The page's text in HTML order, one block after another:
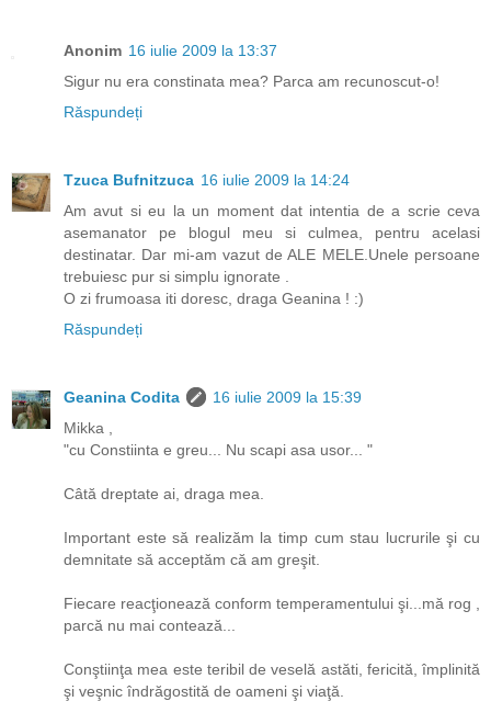
Anonim 16 iulie 2009 la 13:37
Sigur nu era constinata mea? Parca am recunoscut-o!
Răspundeți
Tzuca Bufnitzuca 16 iulie 2009 la 14:24
Am avut si eu la un moment dat intentia de a scrie ceva
asemanator pe blogul meu si culmea, pentru acelasi
destinatar. Dar mi-am vazut de ALE MELE.Unele persoane
trebuiesc pur si simplu ignorate .
O zi frumoasa iti doresc, draga Geanina ! :)
Răspundeți
Geanina Codita
16 iulie 2009 la 15:39
Mikka ,
"cu Constiinta e greu... Nu scapi asa usor... "
Câtă dreptate ai, draga mea.
Important este să realizăm la timp cum stau lucrurile şi cu
demnitate să acceptăm că am greşit.
Fiecare reacţionează conform temperamentului şi...mă rog ,
parcă nu mai contează...
Conştiinţa mea este teribil de veselă astăti, fericită, împlinită
şi veşnic îndrăgostită de oameni şi viaţă.